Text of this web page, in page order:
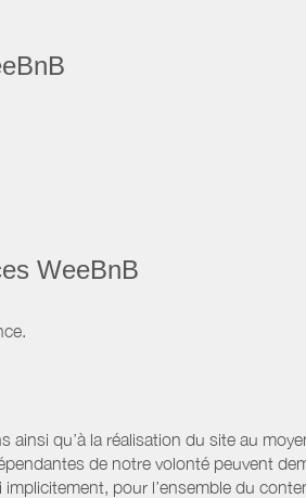
WeeBnB
qu’à la réalisation du site au
de notre volonté peuvent
pour l’ensemble du